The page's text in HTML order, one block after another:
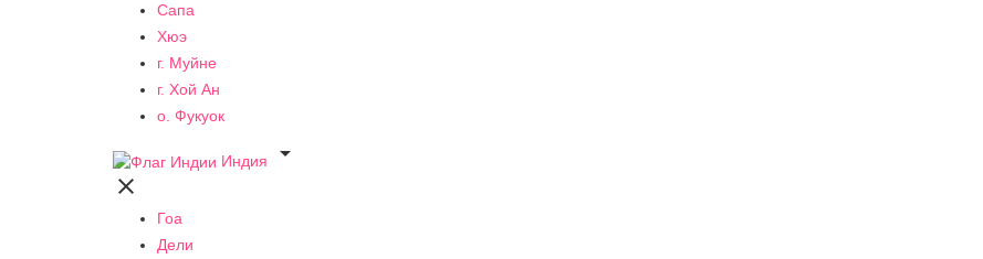
Сапа
Хюэ
г. Муйне
г. Хой Ан
о. Фукуок
Индия


Гоа
Дели